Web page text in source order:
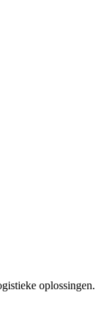
oplossingen.